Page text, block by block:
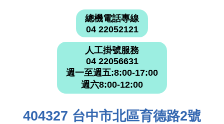
總機電話專線
04 22052121
人工掛號服務
04 22056631
週一至週五:8:00-17:00
週六8:00-12:00
404327 台中市北區育德路2號